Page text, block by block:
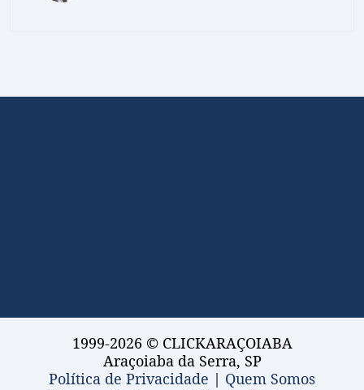
1999-2026 © CLICKARAÇOIABA
Araçoiaba da Serra, SP
Política de Privacidade | Quem Somos